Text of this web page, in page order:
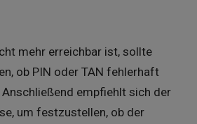
mehr erreichbar ist, sollte
ob PIN oder TAN fehlerhaft
empfiehlt sich der
um festzustellen, ob der